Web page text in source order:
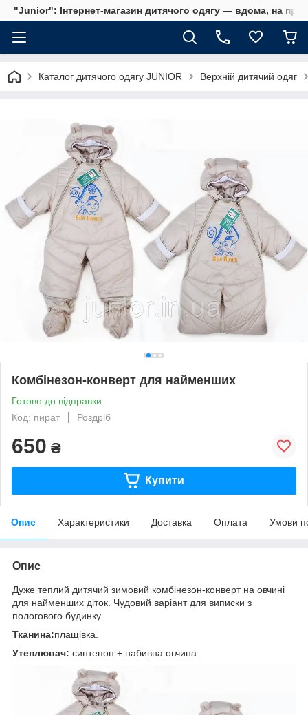
"Junior": Інтернет-магазин дитячого одягу — вдома, на
Каталог дитячого одягу JUNIOR Верхній дитячий одяг
Комбінезон-конверт для найменших
Готово до відправки
Код: пират
Роздріб
650 ₴
Купити
Опис Характеристики Доставка Оплата Умови
Опис
Дуже теплий дитячий зимовий комбінезон-конверт на овчині
для найменших діток. Чудовий варіант для виписки з
пологового будинку.
Тканина:плащівка.
Утеплювач: синтепон + набивна овчина.